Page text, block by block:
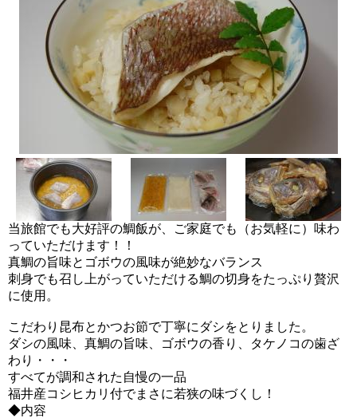
当旅館でも大好評の鯛飯が、ご家庭でも（お気軽に）味わ
っていただけます！！
真鯛の旨味とゴボウの風味が絶妙なバランス
刺身でも召し上がっていただける鯛の切身をたっぷり贅沢
に使用。
こだわり昆布とかつお節で丁寧にダシをとりました。
ダシの風味、真鯛の旨味、ゴボウの香り、タケノコの歯ざ
わり・・・
すべてが調和された自慢の一品
福井産コシヒカリ付でまさに若狭の味づくし！
◆内容